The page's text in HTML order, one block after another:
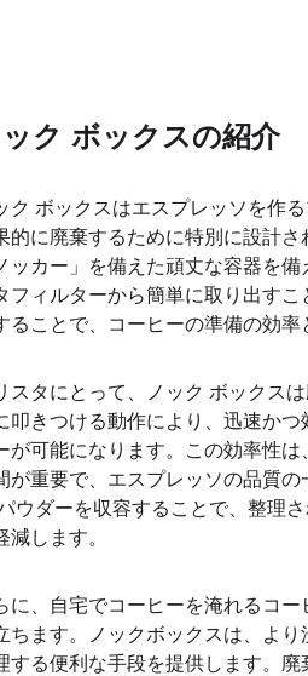
ック ボックスの紹介
ク ボックスはエスプレッソを作
的に廃棄するために特別に設計
ッカー」を備えた頑丈な容器を
フィルターから簡単に取り出す
ることで、コーヒーの準備の効率
スタにとって、ノック ボックス
叩きつける動作により、迅速か
が可能になります。この効率性
が重要で、エスプレッソの品質
ウダーを収容することで、整理
減します。
に、自宅でコーヒーを淹れるコ
ちます。ノックボックスは、よ
する便利な手段を提供します。